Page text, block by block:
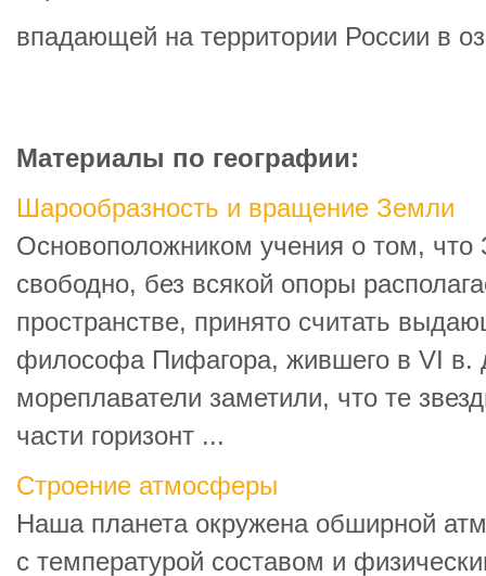
впадающей на территории России в
Материалы по географии:
Шарообразность и вращение Земли
Основоположником учения о том,
свободно, без всякой опоры
пространстве, принято считать
философа Пифагора, жившего в VI в.
мореплаватели заметили, что те
части горизонт ...
Строение атмосферы
Наша планета окружена обширной
с температурой составом и